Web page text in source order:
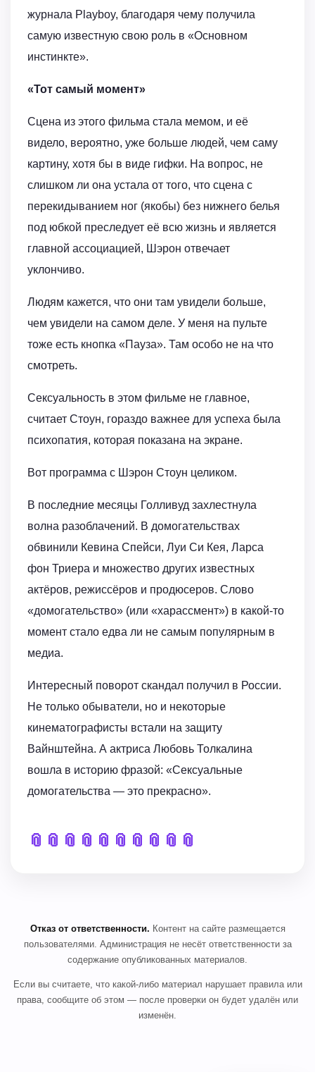
журнала Playboy, благодаря чему получила
самую известную свою роль в «Основном
инстинкте».
«Тот самый момент»
Сцена из этого фильма стала мемом, и её
видело, вероятно, уже больше людей, чем саму
картину, хотя бы в виде гифки. На вопрос, не
слишком ли она устала от того, что сцена с
перекидыванием ног (якобы) без нижнего белья
под юбкой преследует её всю жизнь и является
главной ассоциацией, Шэрон отвечает
уклончиво.
Людям кажется, что они там увидели больше,
чем увидели на самом деле. У меня на пульте
тоже есть кнопка «Пауза». Там особо не на что
смотреть.
Сексуальность в этом фильме не главное,
считает Стоун, гораздо важнее для успеха была
психопатия, которая показана на экране.
Вот программа с Шэрон Стоун целиком.
В последние месяцы Голливуд захлестнула
волна разоблачений. В домогательствах
обвинили Кевина Спейси, Луи Си Кея, Ларса
фон Триера и множество других известных
актёров, режиссёров и продюсеров. Слово
«домогательство» (или «харассмент») в какой-то
момент стало едва ли не самым популярным в
медиа.
Интересный поворот скандал получил в России.
Не только обыватели, но и некоторые
кинематографисты встали на защиту
Вайнштейна. А актриса Любовь Толкалина
вошла в историю фразой: «Сексуальные
домогательства — это прекрасно».
📎 📎 📎 📎 📎 📎 📎 📎 📎 📎
Отказ от ответственности. Контент на сайте размещается
пользователями. Администрация не несёт ответственности за
содержание опубликованных материалов.
Если вы считаете, что какой-либо материал нарушает правила или
права, сообщите об этом — после проверки он будет удалён или
изменён.